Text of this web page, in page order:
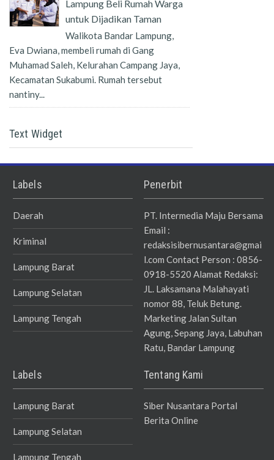
Lampung Beli Rumah Warga
untuk Dijadikan Taman
Walikota Bandar Lampung,
Eva Dwiana, membeli rumah di Gang
Muhamad Saleh, Kelurahan Campang Jaya,
Kecamatan Sukabumi. Rumah tersebut
nantiny...
Text Widget
Labels
Daerah
Kriminal
Lampung Barat
Lampung Selatan
Lampung Tengah
Penerbit
PT. Intermedia Maju Bersama
Email :
redaksisibernusantara@gmai
l.com Contact Person : 0856-
0918-5520 Alamat Redaksi:
JL. Laksamana Malahayati
nomor 88, Teluk Betung.
Marketing Jalan Sultan
Agung, Sepang Jaya, Labuhan
Ratu, Bandar Lampung
Labels
Lampung Barat
Lampung Selatan
Lampung Tengah
Tentang Kami
Siber Nusantara Portal
Berita Online